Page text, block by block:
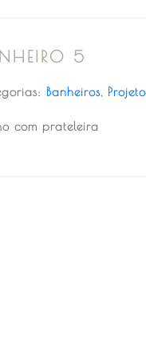
5
Banheiros,
com prateleira